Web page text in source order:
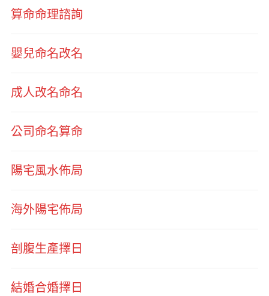
算命命理諮詢
嬰兒命名改名
成人改名命名
公司命名算命
陽宅風水佈局
海外陽宅佈局
剖腹生產擇日
結婚合婚擇日